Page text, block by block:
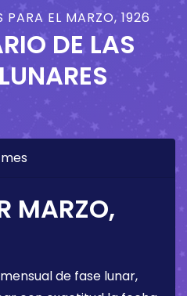
PARA EL MARZO, 1926
DE LAS
MARZO,
de fase lunar,